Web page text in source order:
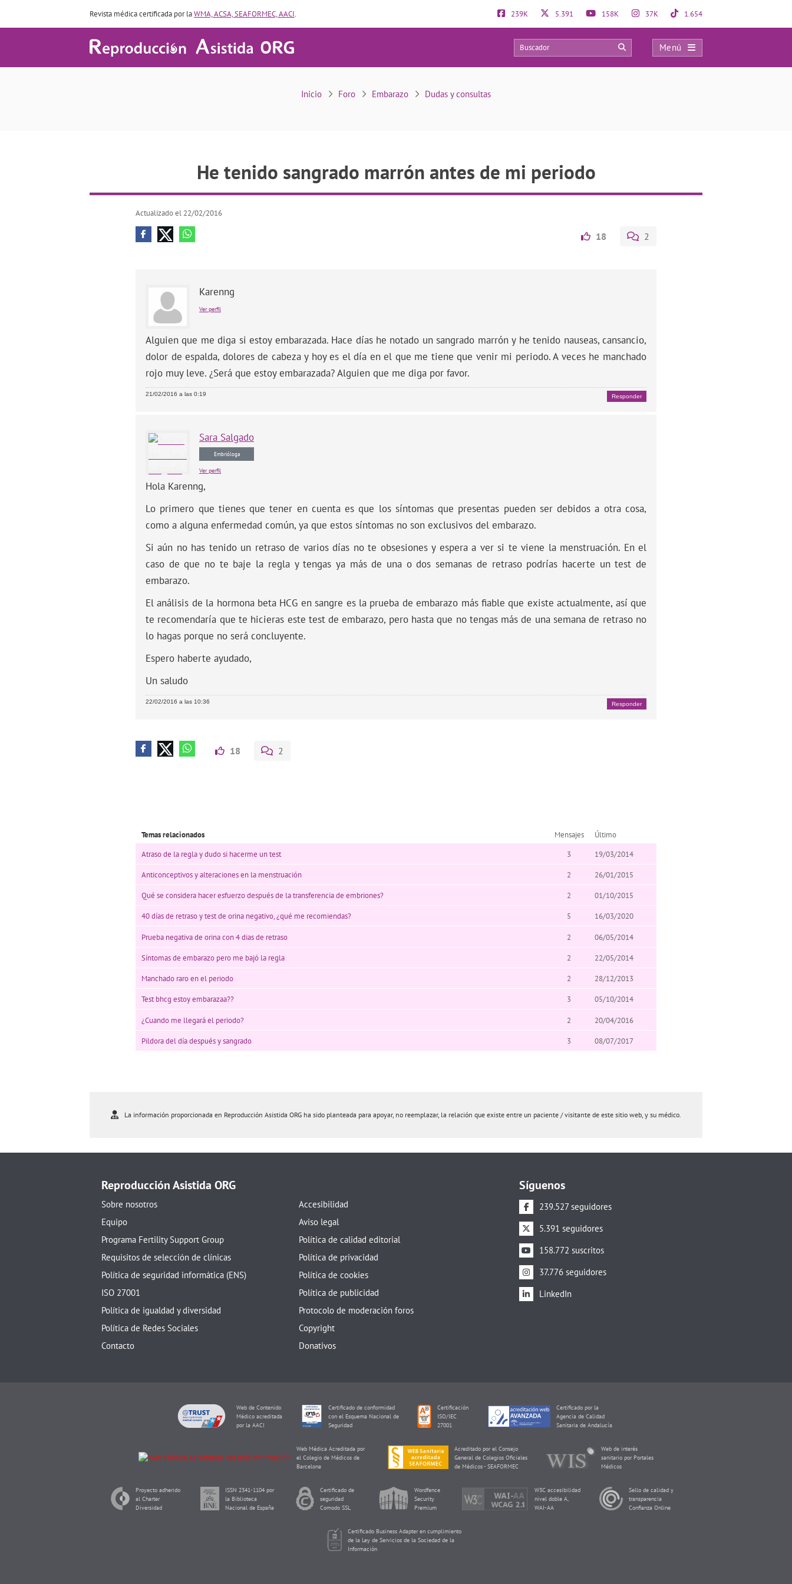
Revista médica certificada por laWMA, ACSA, SEAFORMEC, AACI. 239K 5.391 158K 37K 1.654
Menú
He tenido sangrado marrón antes de mi periodo
16 0
Inicio Foro Embarazo Dudas y consultas
He tenido sangrado marrón antes de mi periodo
Actualizado el 22/02/2016
18 2
Karenng
Ver perfil
Alguien que me diga si estoy embarazada. Hace días he notado un sangrado marrón y he tenido nauseas, cansancio,
dolor de espalda, dolores de cabeza y hoy es el día en el que me tiene que venir mi periodo. A veces he manchado
rojo muy leve. ¿Será que estoy embarazada? Alguien que me diga por favor.
21/02/2016 a las 0:19 Responder
Sara Salgado
Embrióloga
Ver perfil
Hola Karenng,
Lo primero que tienes que tener en cuenta es que los síntomas que presentas pueden ser debidos a otra cosa,
como a alguna enfermedad común, ya que estos síntomas no son exclusivos del embarazo.
Si aún no has tenido un retraso de varios días no te obsesiones y espera a ver si te viene la menstruación. En el
caso de que no te baje la regla y tengas ya más de una o dos semanas de retraso podrías hacerte un test de
embarazo.
El análisis de la hormona beta HCG en sangre es la prueba de embarazo más fiable que existe actualmente, así que
te recomendaría que te hicieras este test de embarazo, pero hasta que no tengas más de una semana de retraso no
lo hagas porque no será concluyente.
Espero haberte ayudado,
Un saludo
22/02/2016 a las 10:36 Responder
18 2
Temas relacionados Mensajes
Último
Atraso de la regla y dudo si hacerme un test
3 19/03/2014
Anticonceptivos y alteraciones en la menstruación 2 26/01/2015
Qué se considera hacer esfuerzo después de la transferencia de embriones? 2 01/10/2015
40 días de retraso y test de orina negativo, ¿qué me recomiendas? 5 16/03/2020
Prueba negativa de orina con 4 dias de retraso 2 06/05/2014
Síntomas de embarazo pero me bajó la regla 2 22/05/2014
Manchado raro en el periodo 2 28/12/2013
Test bhcg estoy embarazaa?? 3 05/10/2014
¿Cuando me llegará el periodo? 2 20/04/2016
Pildora del día después y sangrado 3 08/07/2017
La información proporcionada en Reproducción Asistida ORG ha sido planteada para apoyar, no reemplazar, la relación que existe entre un paciente / visitante de este sitio web, y su médico.
Reproducción Asistida ORG
Sobre nosotros
Equipo
Programa Fertility Support Group
Requisitos de selección de clínicas
Política de seguridad informática (ENS)
ISO 27001
Política de igualdad y diversidad
Política de Redes Sociales
Contacto
Accesibilidad
Aviso legal
Política de calidad editorial
Política de privacidad
Política de cookies
Política de publicidad
Protocolo de moderación foros
Copyright
Donativos
Síguenos
239.527 seguidores
5.391 seguidores
158.772 suscritos
37.776 seguidores
LinkedIn
Web de Contenido
Médico acreditada
por la AACI
Certificado de conformidad
con el Esquema Nacional de
Seguridad
Certificación
ISO/IEC
27001
Certificado por la
Agencia de Calidad
Sanitaria de Andalucía
Web Médica Acreditada por
el Colegio de Médicos de
Barcelona
Acreditado por el Consejo
General de Colegios Oficiales
de Médicos - SEAFORMEC
Web de interés
sanitario por Portales
Médicos
Proyecto adherido
al Charter
Diversidad
ISSN 2341-1104 por
la Biblioteca
Nacional de España
Certificado de
seguridad
Comodo SSL
Wordfence
Security
Premium
W3C accesibilidad
nivel doble A,
WAI-AA
Sello de calidad y
transparencia
Confianza Online
Certificado Business Adapter en cumplimiento
de la Ley de Servicios de la Sociedad de la
Información